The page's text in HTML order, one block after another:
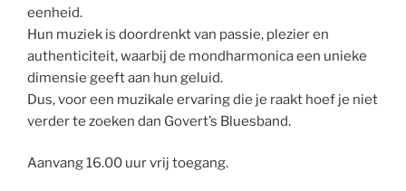
eenheid.
Hun muziek is doordrenkt van passie, plezier en
authenticiteit, waarbij de mondharmonica een unieke
dimensie geeft aan hun geluid.
Dus, voor een muzikale ervaring die je raakt hoef je niet
verder te zoeken dan Govert’s Bluesband.
Aanvang 16.00 uur vrij toegang.